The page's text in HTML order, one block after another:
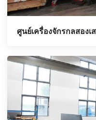
ศูนย์เครื่องจักรกลสองเ